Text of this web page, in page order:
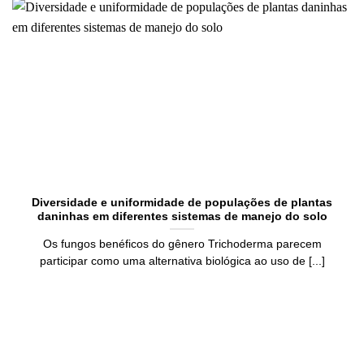
Diversidade e uniformidade de populações de plantas
daninhas em diferentes sistemas de manejo do solo
Os fungos benéficos do gênero Trichoderma parecem
participar como uma alternativa biológica ao uso de [...]